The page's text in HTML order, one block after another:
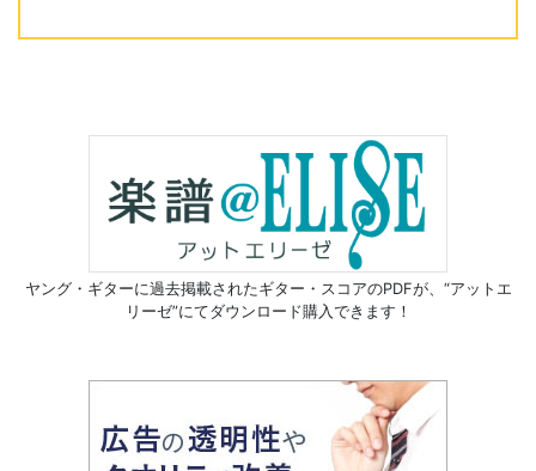
ヤング・ギターに過去掲載されたギター・スコアのPDFが、 “アットエ
リーゼ”にてダウンロード購入できます！